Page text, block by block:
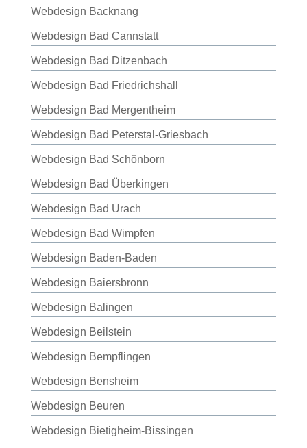
Webdesign Backnang
Webdesign Bad Cannstatt
Webdesign Bad Ditzenbach
Webdesign Bad Friedrichshall
Webdesign Bad Mergentheim
Webdesign Bad Peterstal-Griesbach
Webdesign Bad Schönborn
Webdesign Bad Überkingen
Webdesign Bad Urach
Webdesign Bad Wimpfen
Webdesign Baden-Baden
Webdesign Baiersbronn
Webdesign Balingen
Webdesign Beilstein
Webdesign Bempflingen
Webdesign Bensheim
Webdesign Beuren
Webdesign Bietigheim-Bissingen